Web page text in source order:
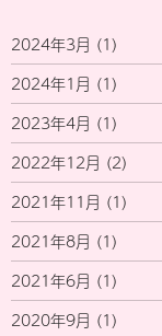
2024年3月 (1)
2024年1月 (1)
2023年4月 (1)
2022年12月 (2)
2021年11月 (1)
2021年8月 (1)
2021年6月 (1)
2020年9月 (1)